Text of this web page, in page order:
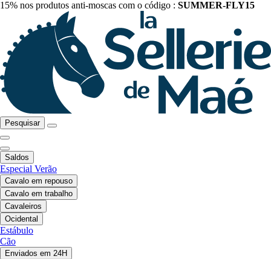
15% nos produtos anti-moscas com o código : SUMMER-FLY15
Pesquisar
Saldos
Especial Verão
Cavalo em repouso
Cavalo em trabalho
Cavaleiros
Ocidental
Estábulo
Cão
Enviados em 24H